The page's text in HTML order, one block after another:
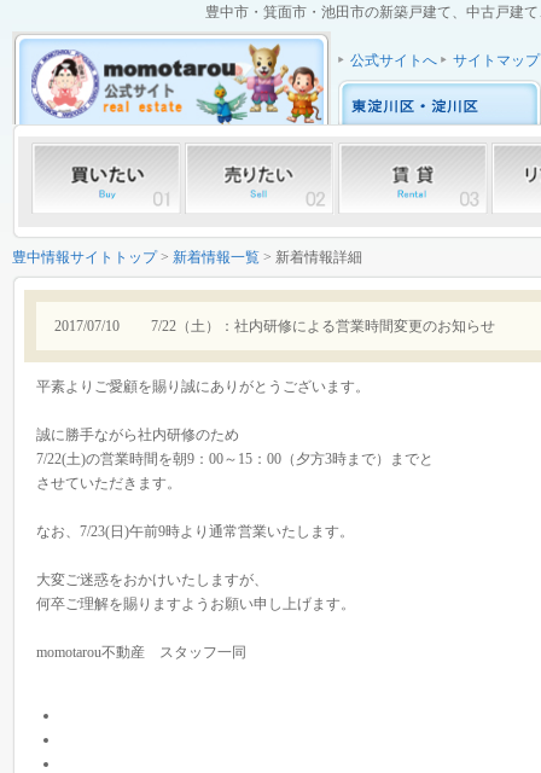
豊中市・箕面市・池田市の新築戸建て、中古戸建
公式サイトへ サイトマップ
豊中情報サイトトップ> 新着情報一覧 > 新着情報詳細
2017/07/10 7/22（土）：社内研修による営業時間変更のお知らせ
平素よりご愛顧を賜り誠にありがとうございます。
誠に勝手ながら社内研修のため
7/22(土)の営業時間を朝9：00～15：00（夕方3時まで）までと
させていただきます。
なお、7/23(日)午前9時より通常営業いたします。
大変ご迷惑をおかけいたしますが、
何卒ご理解を賜りますようお願い申し上げます。
momotarou不動産 スタッフ一同